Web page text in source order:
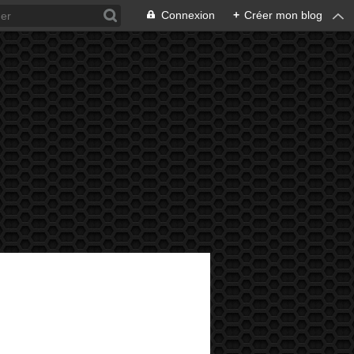
Connexion + Créer mon blog